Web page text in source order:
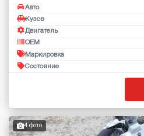
Авто
Кузов
Двигатель
OEM
Маркировка
Состояние
4 фото